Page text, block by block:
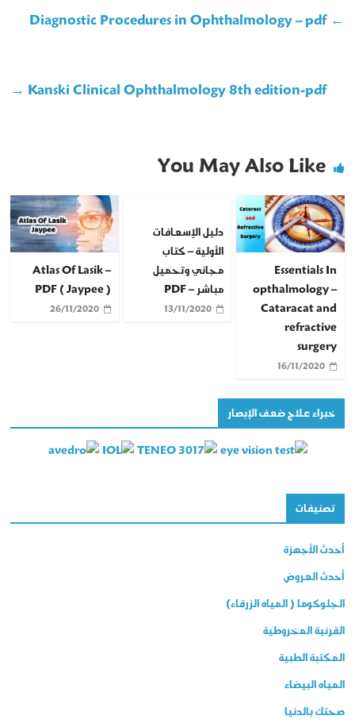
←
Diagnostic Procedures in Ophthalmology – pdf
Kanski Clinical Ophthalmology 8th edition-pdf
→
You May Also Like
Essentials In
opthalmology –
Cataracat and
refractive
surgery
16/11/2020
دليل الإسعافات
الأولية – كتاب
مجاني وتحميل
مباشر – PDF
13/11/2020
Atlas Of Lasik –
PDF ( Jaypee )
26/11/2020
خبراء علاج ضعف الإبصار
تصنيفات
أحدث الأجهزة
أحدث العروض
الجلوكوما ( المياه الزرقاء)
القرنية المخروطية
المكتبة الطبية
المياه البيضاء
صحتك بالدنيا